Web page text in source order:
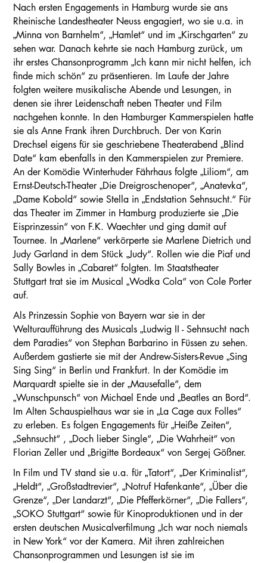
Nach ersten Engagements in Hamburg wurde sie ans
Rheinische Landestheater Neuss engagiert, wo sie u.a. in
„Minna von Barnhelm“, „Hamlet“ und im „Kirschgarten“ zu
sehen war. Danach kehrte sie nach Hamburg zurück, um
ihr erstes Chansonprogramm „Ich kann mir nicht helfen, ich
finde mich schön“ zu präsentieren. Im Laufe der Jahre
folgten weitere musikalische Abende und Lesungen, in
denen sie ihrer Leidenschaft neben Theater und Film
nachgehen konnte. In den Hamburger Kammerspielen hatte
sie als Anne Frank ihren Durchbruch. Der von Karin
Drechsel eigens für sie geschriebene Theaterabend „Blind
Date“ kam ebenfalls in den Kammerspielen zur Premiere.
An der Komödie Winterhuder Fährhaus folgte „Liliom“, am
Ernst-Deutsch-Theater „Die Dreigroschenoper“, „Anatevka“,
„Dame Kobold“ sowie Stella in „Endstation Sehnsucht.“ Für
das Theater im Zimmer in Hamburg produzierte sie „Die
Eisprinzessin“ von F.K. Waechter und ging damit auf
Tournee. In „Marlene“ verkörperte sie Marlene Dietrich und
Judy Garland in dem Stück „Judy“. Rollen wie die Piaf und
Sally Bowles in „Cabaret“ folgten. Im Staatstheater
Stuttgart trat sie im Musical „Wodka Cola“ von Cole Porter
auf.
Als Prinzessin Sophie von Bayern war sie in der
Welturaufführung des Musicals „Ludwig II - Sehnsucht nach
dem Paradies“ von Stephan Barbarino in Füssen zu sehen.
Außerdem gastierte sie mit der Andrew-Sisters-Revue „Sing
Sing Sing“ in Berlin und Frankfurt. In der Komödie im
Marquardt spielte sie in der „Mausefalle“, dem
„Wunschpunsch“ von Michael Ende und „Beatles an Bord“.
Im Alten Schauspielhaus war sie in „La Cage aux Folles“
zu erleben. Es folgen Engagements für „Heiße Zeiten“,
„Sehnsucht“ , „Doch lieber Single“, „Die Wahrheit“ von
Florian Zeller und „Brigitte Bordeaux“ von Sergej Gößner.
In Film und TV stand sie u.a. für „Tatort“, „Der Kriminalist“,
„Heldt“, „Großstadtrevier“, „Notruf Hafenkante“, „Über die
Grenze“, „Der Landarzt“, „Die Pfefferkörner“, „Die Fallers“,
„SOKO Stuttgart“ sowie für Kinoproduktionen und in der
ersten deutschen Musicalverfilmung „Ich war noch niemals
in New York“ vor der Kamera. Mit ihren zahlreichen
Chansonprogrammen und Lesungen ist sie im